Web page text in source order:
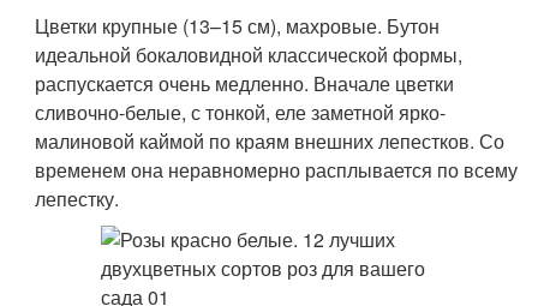
Цветки крупные (13–15 см), махровые. Бутон
идеальной бокаловидной классической формы,
распускается очень медленно. Вначале цветки
сливочно-белые, с тонкой, еле заметной ярко-
малиновой каймой по краям внешних лепестков. Со
временем она неравномерно расплывается по всему
лепестку.